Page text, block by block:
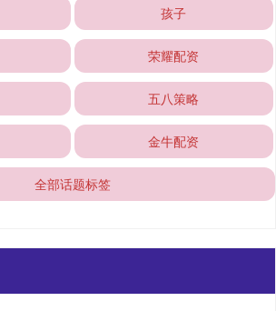
孩子
荣耀配资
五八策略
金牛配资
全部话题标签